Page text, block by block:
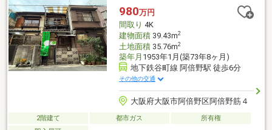
宅ローンなどの資金計画もお気軽にご相談ください！お問合せお
待ちしております!!
980万円
間取り 4K
建物面積39.43m2
土地面積35.76m2
築年月 1953年1月(築73年8ヶ月)
地下鉄谷町線 阿倍野駅 徒歩6分
その他の交通
大阪府大阪市阿倍野区阿倍野筋４
2階建て 都市ガス
所有権